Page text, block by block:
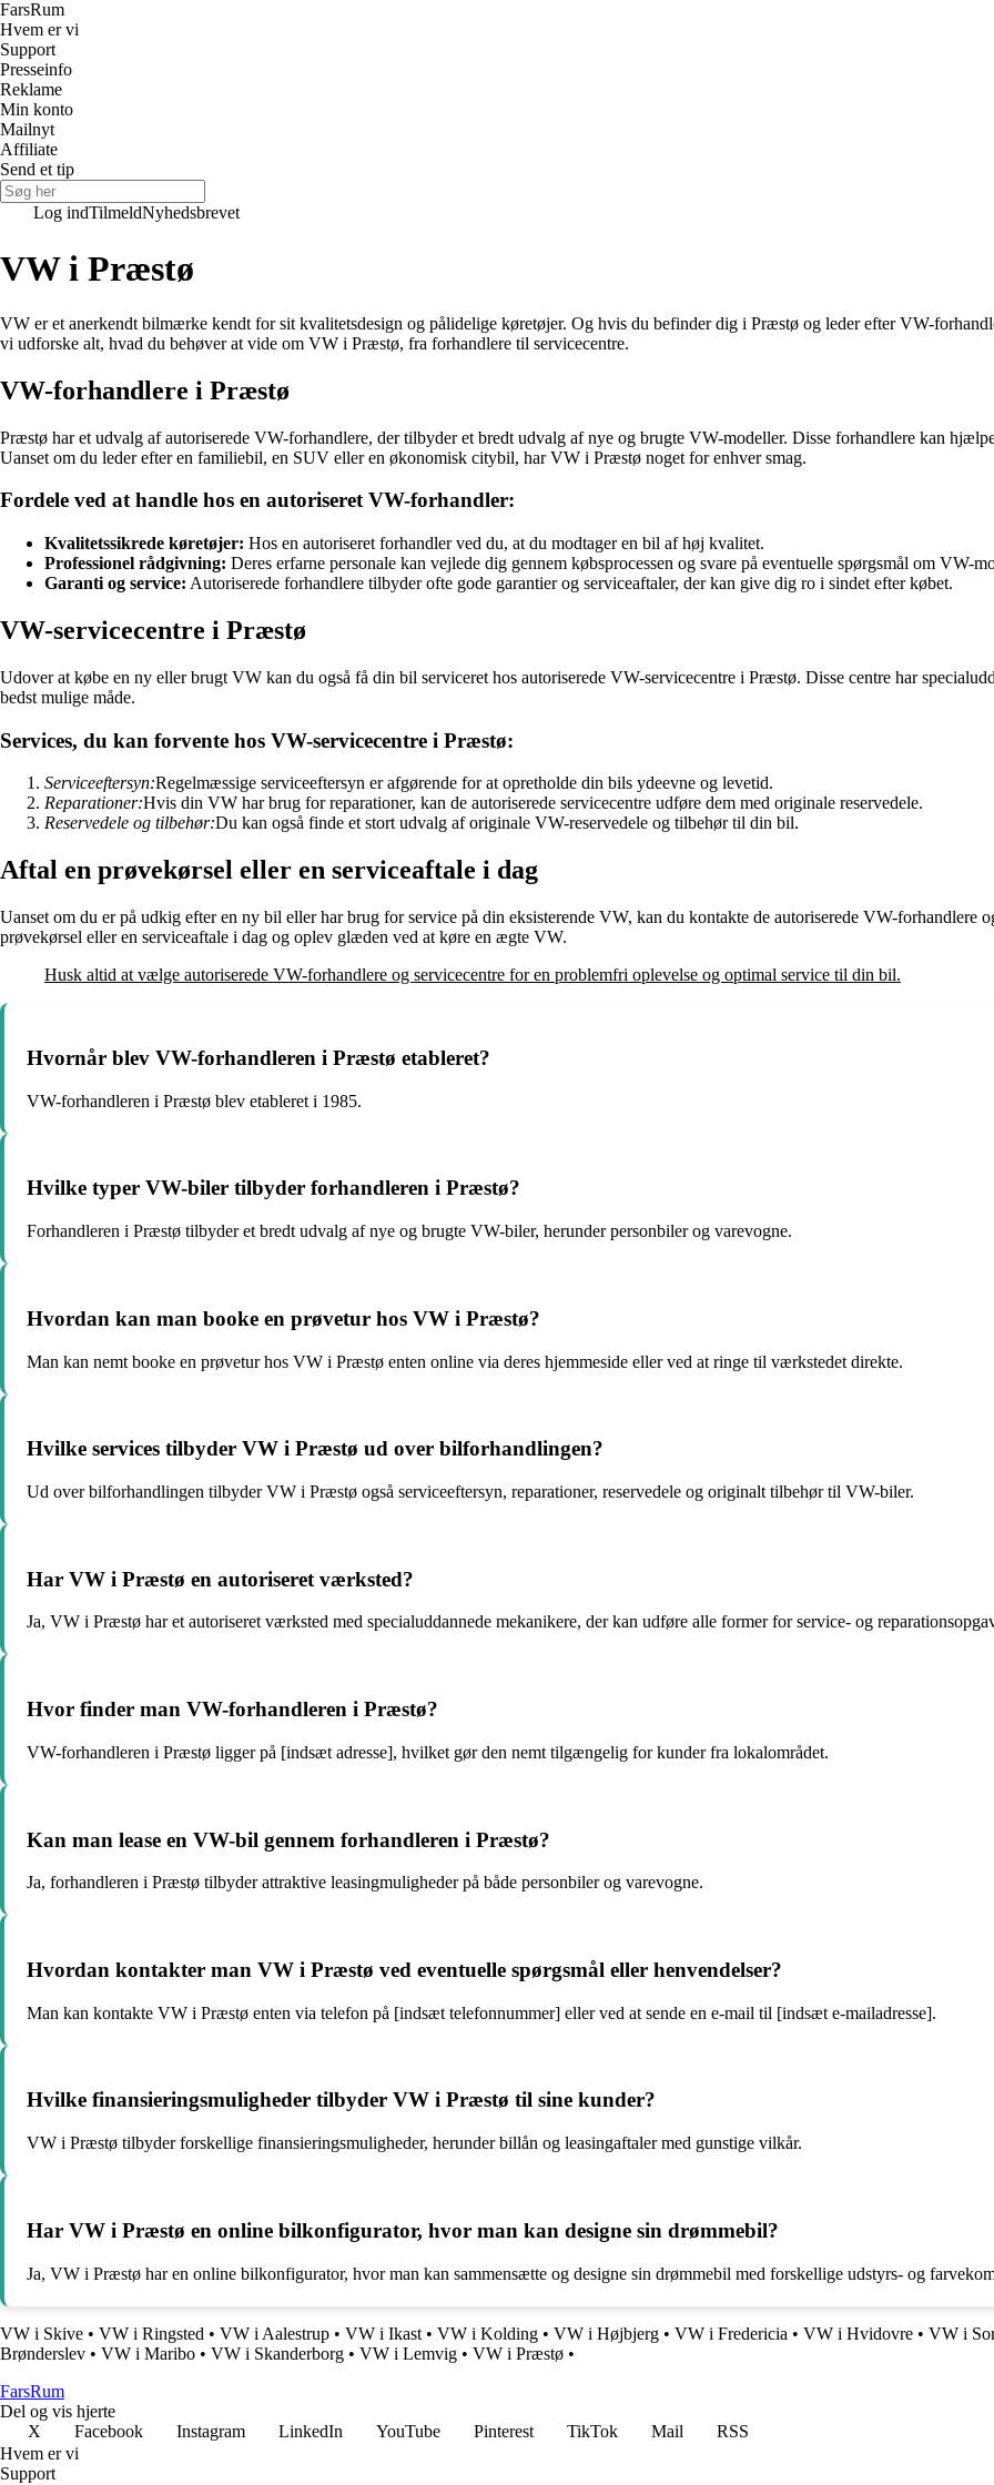
FarsRum
Hvem er vi
Support
Presseinfo
Reklame
Min konto
Mailnyt
Affiliate
Send et tip
Log indTilmeldNyhedsbrevet
VW i Præstø
VW er et anerkendt bilmærke kendt for sit kvalitetsdesign og pålidelige køretøjer. Og hvis du befinder dig i Præstø og leder efter VW-
vi udforske alt, hvad du behøver at vide om VW i Præstø, fra forhandlere til servicecentre.
VW-forhandlere i Præstø
Præstø har et udvalg af autoriserede VW-forhandlere, der tilbyder et bredt udvalg af nye og brugte VW-modeller. Disse forhandlere kan
Uanset om du leder efter en familiebil, en SUV eller en økonomisk citybil, har VW i Præstø noget for enhver smag.
Fordele ved at handle hos en autoriseret VW-forhandler:
Kvalitetssikrede køretøjer: Hos en autoriseret forhandler ved du, at du modtager en bil af høj kvalitet.
Professionel rådgivning: Deres erfarne personale kan vejlede dig gennem købsprocessen og svare på eventuelle spørgsmål om VW-
Garanti og service: Autoriserede forhandlere tilbyder ofte gode garantier og serviceaftaler, der kan give dig ro i sindet efter købet.
VW-servicecentre i Præstø
Udover at købe en ny eller brugt VW kan du også få din bil serviceret hos autoriserede VW-servicecentre i Præstø. Disse centre har
bedst mulige måde.
Services, du kan forvente hos VW-servicecentre i Præstø:
Serviceeftersyn:Regelmæssige serviceeftersyn er afgørende for at opretholde din bils ydeevne og levetid.
Reparationer:Hvis din VW har brug for reparationer, kan de autoriserede servicecentre udføre dem med originale reservedele.
Reservedele og tilbehør:Du kan også finde et stort udvalg af originale VW-reservedele og tilbehør til din bil.
Aftal en prøvekørsel eller en serviceaftale i dag
Uanset om du er på udkig efter en ny bil eller har brug for service på din eksisterende VW, kan du kontakte de autoriserede VW-forhandlere
prøvekørsel eller en serviceaftale i dag og oplev glæden ved at køre en ægte VW.
Husk altid at vælge autoriserede VW-forhandlere og servicecentre for en problemfri oplevelse og optimal service til din bil.
Hvornår blev VW-forhandleren i Præstø etableret?
VW-forhandleren i Præstø blev etableret i 1985.
Hvilke typer VW-biler tilbyder forhandleren i Præstø?
Forhandleren i Præstø tilbyder et bredt udvalg af nye og brugte VW-biler, herunder personbiler og varevogne.
Hvordan kan man booke en prøvetur hos VW i Præstø?
Man kan nemt booke en prøvetur hos VW i Præstø enten online via deres hjemmeside eller ved at ringe til værkstedet direkte.
Hvilke services tilbyder VW i Præstø ud over bilforhandlingen?
Ud over bilforhandlingen tilbyder VW i Præstø også serviceeftersyn, reparationer, reservedele og originalt tilbehør til VW-biler.
Har VW i Præstø en autoriseret værksted?
Ja, VW i Præstø har et autoriseret værksted med specialuddannede mekanikere, der kan udføre alle former for service- og
Hvor finder man VW-forhandleren i Præstø?
VW-forhandleren i Præstø ligger på [indsæt adresse], hvilket gør den nemt tilgængelig for kunder fra lokalområdet.
Kan man lease en VW-bil gennem forhandleren i Præstø?
Ja, forhandleren i Præstø tilbyder attraktive leasingmuligheder på både personbiler og varevogne.
Hvordan kontakter man VW i Præstø ved eventuelle spørgsmål eller henvendelser?
Man kan kontakte VW i Præstø enten via telefon på [indsæt telefonnummer] eller ved at sende en e-mail til [indsæt e-mailadresse].
Hvilke finansieringsmuligheder tilbyder VW i Præstø til sine kunder?
VW i Præstø tilbyder forskellige finansieringsmuligheder, herunder billån og leasingaftaler med gunstige vilkår.
Har VW i Præstø en online bilkonfigurator, hvor man kan designe sin drømmebil?
Ja, VW i Præstø har en online bilkonfigurator, hvor man kan sammensætte og designe sin drømmebil med forskellige udstyrs- og
VW i Skive • VW i Ringsted • VW i Aalestrup • VW i Ikast • VW i Kolding • VW i Højbjerg • VW i Fredericia • VW i Hvidovre • VW i
Brønderslev • VW i Maribo • VW i Skanderborg • VW i Lemvig • VW i Præstø •
FarsRum
Del og vis hjerte
X
Facebook Instagram LinkedIn YouTube Pinterest TikTok Mail
RSS
Hvem er vi
Support